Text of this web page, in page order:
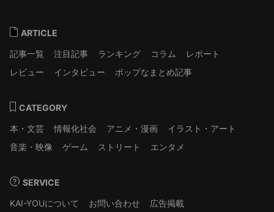
ARTICLE
記事一覧
注目記事 ランキング コラム
レポート
レビュー
インタビュー ポップなまとめ記事
CATEGORY
本・文芸
情報化社会 アニメ・漫画
イラスト・アート
音楽・映像
ゲーム ストリート エンタメ
SERVICE
KAI-YOUについて
お問い合わせ 広告掲載